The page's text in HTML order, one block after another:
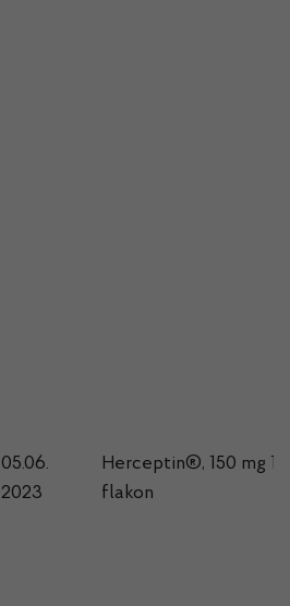
05.06.
2023
Herceptin®, 150 mg 1
flakon